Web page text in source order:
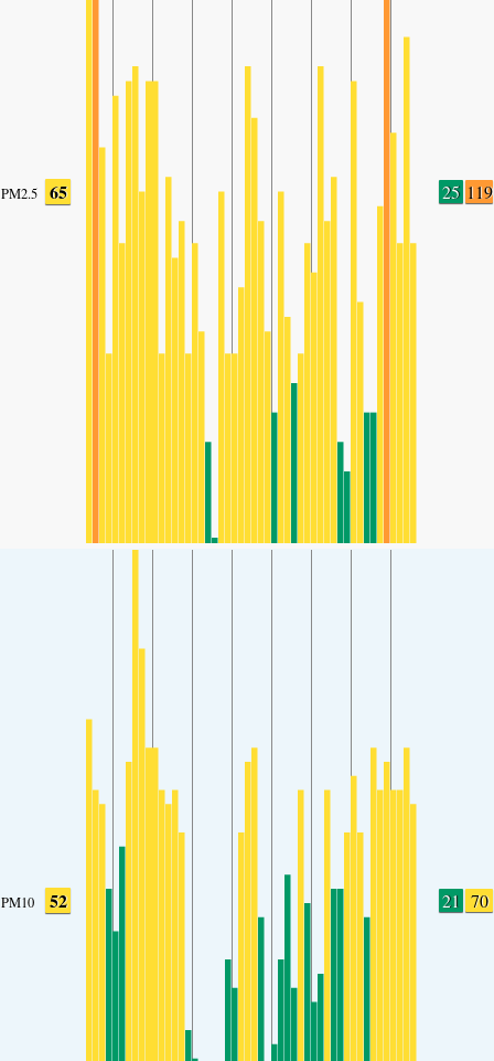
PM2.5 65 25 119
PM10 52 21 70